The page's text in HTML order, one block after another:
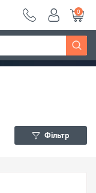
0
Фільтр